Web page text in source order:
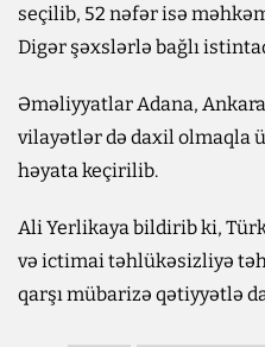
seçilib, 52 nəfər isə
Digər şəxslərlə bağlı
Əməliyyatlar Adana,
vilayətlər də daxil olmaqla
həyata keçirilib.
Ali Yerlikaya bildirib ki,
və ictimai təhlükəsizliyə
qarşı mübarizə qətiyyətlə